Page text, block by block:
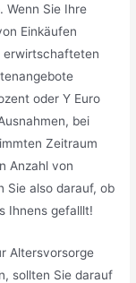
Wenn Sie Ihre
Einkäufen
erwirtschafteten
oder Y Euro
bei
Zeitraum
Anzahl von
Sie also darauf, ob
Ihnens gefalllt!
Altersvorsorge
sollten Sie darauf